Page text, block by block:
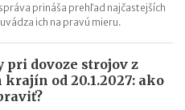
prináša prehľad najčastejších
ich na pravú mieru.
pri dovoze strojov z
od 20.1.2027: ako